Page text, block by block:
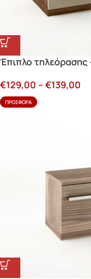
Έπιπλο
€129,00 – €139,00
ΠΡΟΣΦΟΡΆ